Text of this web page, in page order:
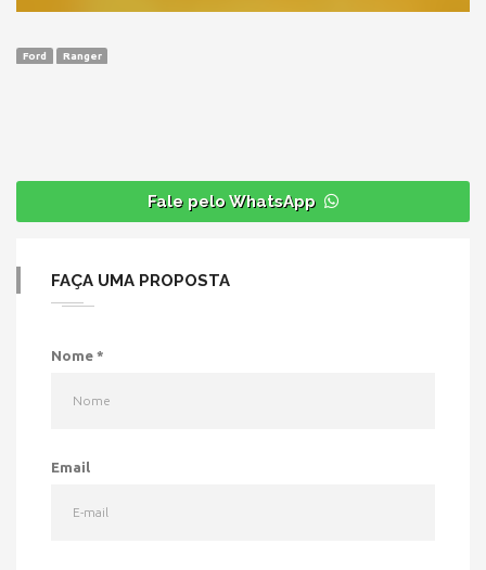
Ford Ranger
Fale pelo WhatsApp
FAÇA UMA PROPOSTA
Nome *
Email